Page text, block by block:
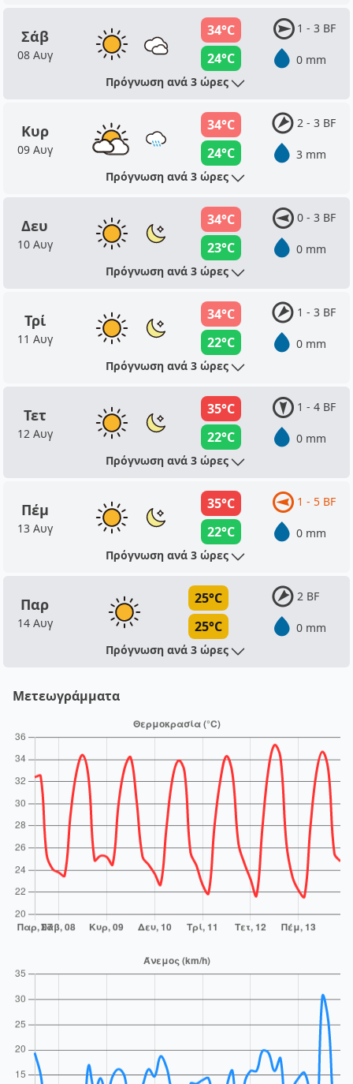
Σάβ
08 Αυγ
34°C
24°C
1 - 3 BF
0 mm
Πρόγνωση ανά 3 ώρες
Κυρ
09 Αυγ
34°C
24°C
2 - 3 BF
3 mm
Πρόγνωση ανά 3 ώρες
Δευ
10 Αυγ
34°C
23°C
0 - 3 BF
0 mm
Πρόγνωση ανά 3 ώρες
Τρί
11 Αυγ
34°C
22°C
1 - 3 BF
0 mm
Πρόγνωση ανά 3 ώρες
Τετ
12 Αυγ
35°C
22°C
1 - 4 BF
0 mm
Πρόγνωση ανά 3 ώρες
Πέμ
13 Αυγ
35°C
22°C
1 - 5 BF
0 mm
Πρόγνωση ανά 3 ώρες
Παρ
14 Αυγ
25°C
25°C
2 BF
0 mm
Πρόγνωση ανά 3 ώρες
Μετεωγράμματα